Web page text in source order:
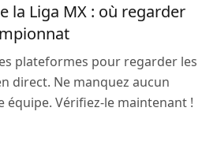
la Liga MX : où regarder
plateformes pour regarder les
direct. Ne manquez aucun
équipe. Vérifiez-le maintenant !